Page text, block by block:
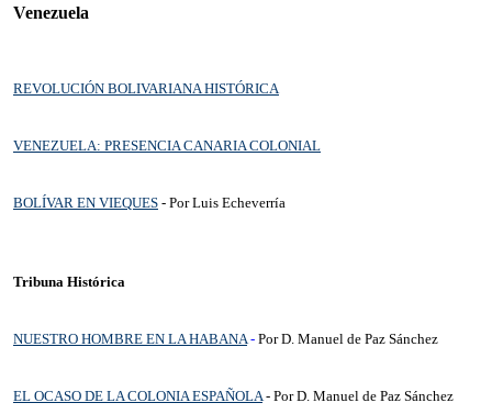
Venezuela
REVOLUCIÓN BOLIVARIANA HISTÓRICA
VENEZUELA: PRESENCIA CANARIA COLONIAL
BOLÍVAR EN VIEQUES - Por Luis Echeverría
Tribuna Histórica
NUESTRO HOMBRE EN LA HABANA- Por D. Manuel de Paz Sánchez
EL OCASO DE LA COLONIA ESPAÑOLA- Por D. Manuel de Paz Sánchez